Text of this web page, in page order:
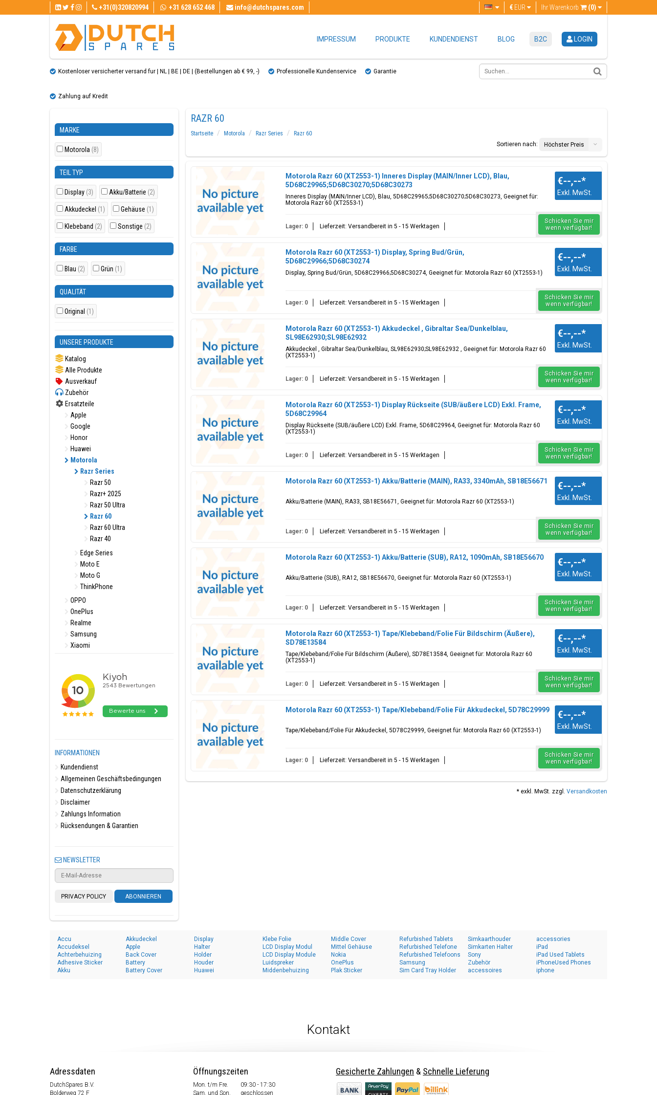
+31(0)320820994 +31 628 652 468 info@dutchspares.com Ihr Warenkorb (0)
€ EUR
IMPRESSUM PRODUKTE KUNDENDIENST BLOG B2C LOGIN
Kostenloser versicherter versand fur | NL | BE | DE | (Bestellungen ab € 99, ​​-) Professionelle Kundenservice Garantie
Zahlung auf Kredit
MARKE
Motorola (8)
TEIL TYP
Display (3) Akku/Batterie (2)
Akkudeckel (1) Gehäuse (1)
Klebeband (2) Sonstige (2)
FARBE
Blau (2) Grün (1)
QUALITÄT
Original (1)
UNSERE PRODUKTE
Katalog
Alle Produkte
Ausverkauf
Zubehör
Ersatzteile
Apple
Google
Honor
Huawei
Motorola
Razr Series
Razr 50
Razr+ 2025
Razr 50 Ultra
Razr 60
Razr 60 Ultra
Razr 40
Edge Series
Moto E
Moto G
ThinkPhone
OPPO
OnePlus
Realme
Samsung
Xiaomi
INFORMATIONEN
Kundendienst
Allgemeinen Geschäftsbedingungen
Datenschutzerklärung
Disclaimer
Zahlungs Information
Rücksendungen & Garantien
NEWSLETTER
PRIVACY POLICY ABONNIEREN
RAZR 60
Startseite Motorola Razr Series
Razr 60
Sortieren nach:
Höchster Preis
Motorola Razr 60 (XT2553-1) Inneres Display (MAIN/Inner LCD), Blau,
5D68C29965;5D68C30270;5D68C30273
Inneres Display (MAIN/Inner LCD), Blau, 5D68C29965;5D68C30270;5D68C30273, Geeignet für:
Motorola Razr 60 (XT2553-1)
€--,--*
Exkl. MwSt.
Lager: 0 Lieferzeit: Versandbereit in 5 - 15 Werktagen
Schicken Sie mir
wenn verfügbar!
Motorola Razr 60 (XT2553-1) Display, Spring Bud/Grün,
5D68C29966;5D68C30274
Display, Spring Bud/Grün, 5D68C29966;5D68C30274, Geeignet für: Motorola Razr 60 (XT2553-1)
€--,--*
Exkl. MwSt.
Lager: 0 Lieferzeit: Versandbereit in 5 - 15 Werktagen
Schicken Sie mir
wenn verfügbar!
Motorola Razr 60 (XT2553-1) Akkudeckel , Gibraltar Sea/Dunkelblau,
SL98E62930;SL98E62932
Akkudeckel , Gibraltar Sea/Dunkelblau, SL98E62930;SL98E62932 , Geeignet für: Motorola Razr 60
(XT2553-1)
€--,--*
Exkl. MwSt.
Lager: 0 Lieferzeit: Versandbereit in 5 - 15 Werktagen
Schicken Sie mir
wenn verfügbar!
Motorola Razr 60 (XT2553-1) Display Rückseite (SUB/äußere LCD) Exkl. Frame,
5D68C29964
Display Rückseite (SUB/äußere LCD) Exkl. Frame, 5D68C29964, Geeignet für: Motorola Razr 60
(XT2553-1)
€--,--*
Exkl. MwSt.
Lager: 0 Lieferzeit: Versandbereit in 5 - 15 Werktagen
Schicken Sie mir
wenn verfügbar!
Motorola Razr 60 (XT2553-1) Akku/Batterie (MAIN), RA33, 3340mAh, SB18E56671
Akku/Batterie (MAIN), RA33, SB18E56671, Geeignet für: Motorola Razr 60 (XT2553-1)
€--,--*
Exkl. MwSt.
Lager: 0 Lieferzeit: Versandbereit in 5 - 15 Werktagen
Schicken Sie mir
wenn verfügbar!
Motorola Razr 60 (XT2553-1) Akku/Batterie (SUB), RA12, 1090mAh, SB18E56670
Akku/Batterie (SUB), RA12, SB18E56670, Geeignet für: Motorola Razr 60 (XT2553-1)
€--,--*
Exkl. MwSt.
Lager: 0 Lieferzeit: Versandbereit in 5 - 15 Werktagen
Schicken Sie mir
wenn verfügbar!
Motorola Razr 60 (XT2553-1) Tape/Klebeband/Folie Für Bildschirm (Äußere),
SD78E13584
Tape/Klebeband/Folie Für Bildschirm (Äußere), SD78E13584, Geeignet für: Motorola Razr 60
(XT2553-1)
€--,--*
Exkl. MwSt.
Lager: 0 Lieferzeit: Versandbereit in 5 - 15 Werktagen
Schicken Sie mir
wenn verfügbar!
Motorola Razr 60 (XT2553-1) Tape/Klebeband/Folie Für Akkudeckel, 5D78C29999
Tape/Klebeband/Folie Für Akkudeckel, 5D78C29999, Geeignet für: Motorola Razr 60 (XT2553-1)
€--,--*
Exkl. MwSt.
Lager: 0 Lieferzeit: Versandbereit in 5 - 15 Werktagen
Schicken Sie mir
wenn verfügbar!
* exkl. MwSt. zzgl. Versandkosten
Accu
Accudeksel
Achterbehuizing
Adhesive Sticker
Akku
Akkudeckel
Apple
Back Cover
Battery
Battery Cover
Display
Halter
Holder
Houder
Huawei
Klebe Folie
LCD Display Modul
LCD Display Module
Luidspreker
Middenbehuizing
Middle Cover
Mittel Gehäuse
Nokia
OnePlus
Plak Sticker
Refurbished Tablets
Refurbished Telefone
Refurbished Telefoons
Samsung
Sim Card Tray Holder
Simkaarthouder
Simkarten Halter
Sony
Zubehör
accessoires
accessories
iPad
iPad Used Tablets
iPhoneUsed Phones
iphone
Kontakt
Adressdaten
DutchSpares B.V.
Bolderweg 72 F
Öffnungszeiten
Mon. t/m Fre.
09:30 - 17:30
Sam. und Son.
geschlossen
Gesicherte Zahlungen & Schnelle Lieferung